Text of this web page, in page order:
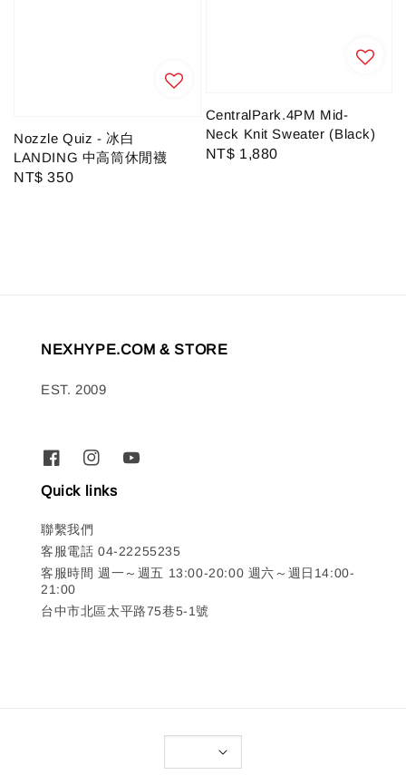
Nozzle Quiz - 冰白
LANDING 中高筒休閒襪
Regular
NT$ 350
CentralPark.4PM Mid-
Neck Knit Sweater (Black)
Regular
NT$ 1,880
NEXHYPE.COM & STORE
EST. 2009
Quick links
聯繫我們
客服電話 04-22255235
客服時間 週一～週五 13:00-20:00 週六～週日14:00-
21:00
台中市北區太平路75巷5-1號